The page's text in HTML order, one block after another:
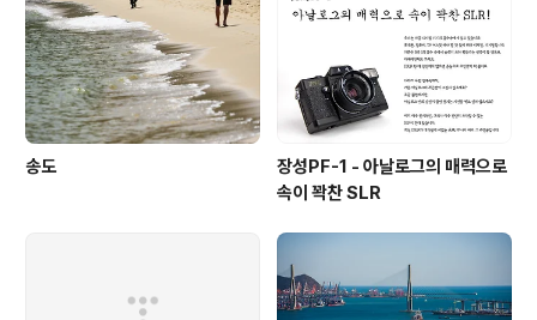
송도
장성PF-1 - 아날로그의 매력으로
속이 꽉찬 SLR